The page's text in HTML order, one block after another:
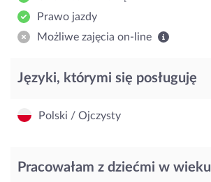
Prawo jazdy
Możliwe zajęcia on-line
Języki, którymi się posługuję
Polski / Ojczysty
Pracowałam z dziećmi w wieku